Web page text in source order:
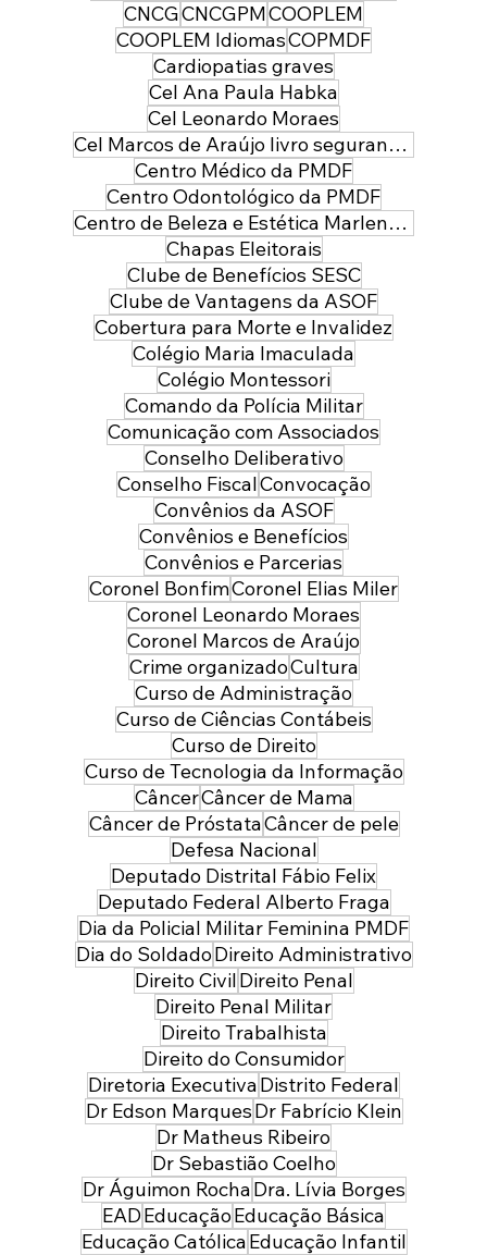
CNCGCNCGPMCOOPLEM
COOPLEM IdiomasCOPMDF
Cardiopatias graves
Cel Ana Paula Habka
Cel Leonardo Moraes
Cel Marcos de Araújo livro segurança pública
Centro Médico da PMDF
Centro Odontológico da PMDF
Centro de Beleza e Estética Marlene Leal
Chapas Eleitorais
Clube de Benefícios SESC
Clube de Vantagens da ASOF
Cobertura para Morte e Invalidez
Colégio Maria Imaculada
Colégio Montessori
Comando da Polícia Militar
Comunicação com Associados
Conselho Deliberativo
Conselho FiscalConvocação
Convênios da ASOF
Convênios e Benefícios
Convênios e Parcerias
Coronel BonfimCoronel Elias Miler
Coronel Leonardo Moraes
Coronel Marcos de Araújo
Crime organizadoCultura
Curso de Administração
Curso de Ciências Contábeis
Curso de Direito
Curso de Tecnologia da Informação
CâncerCâncer de Mama
Câncer de PróstataCâncer de pele
Defesa Nacional
Deputado Distrital Fábio Felix
Deputado Federal Alberto Fraga
Dia da Policial Militar Feminina PMDF
Dia do SoldadoDireito Administrativo
Direito CivilDireito Penal
Direito Penal Militar
Direito Trabalhista
Direito do Consumidor
Diretoria ExecutivaDistrito Federal
Dr Edson MarquesDr Fabrício Klein
Dr Matheus Ribeiro
Dr Sebastião Coelho
Dr Águimon RochaDra. Lívia Borges
EADEducaçãoEducação Básica
Educação CatólicaEducação Infantil